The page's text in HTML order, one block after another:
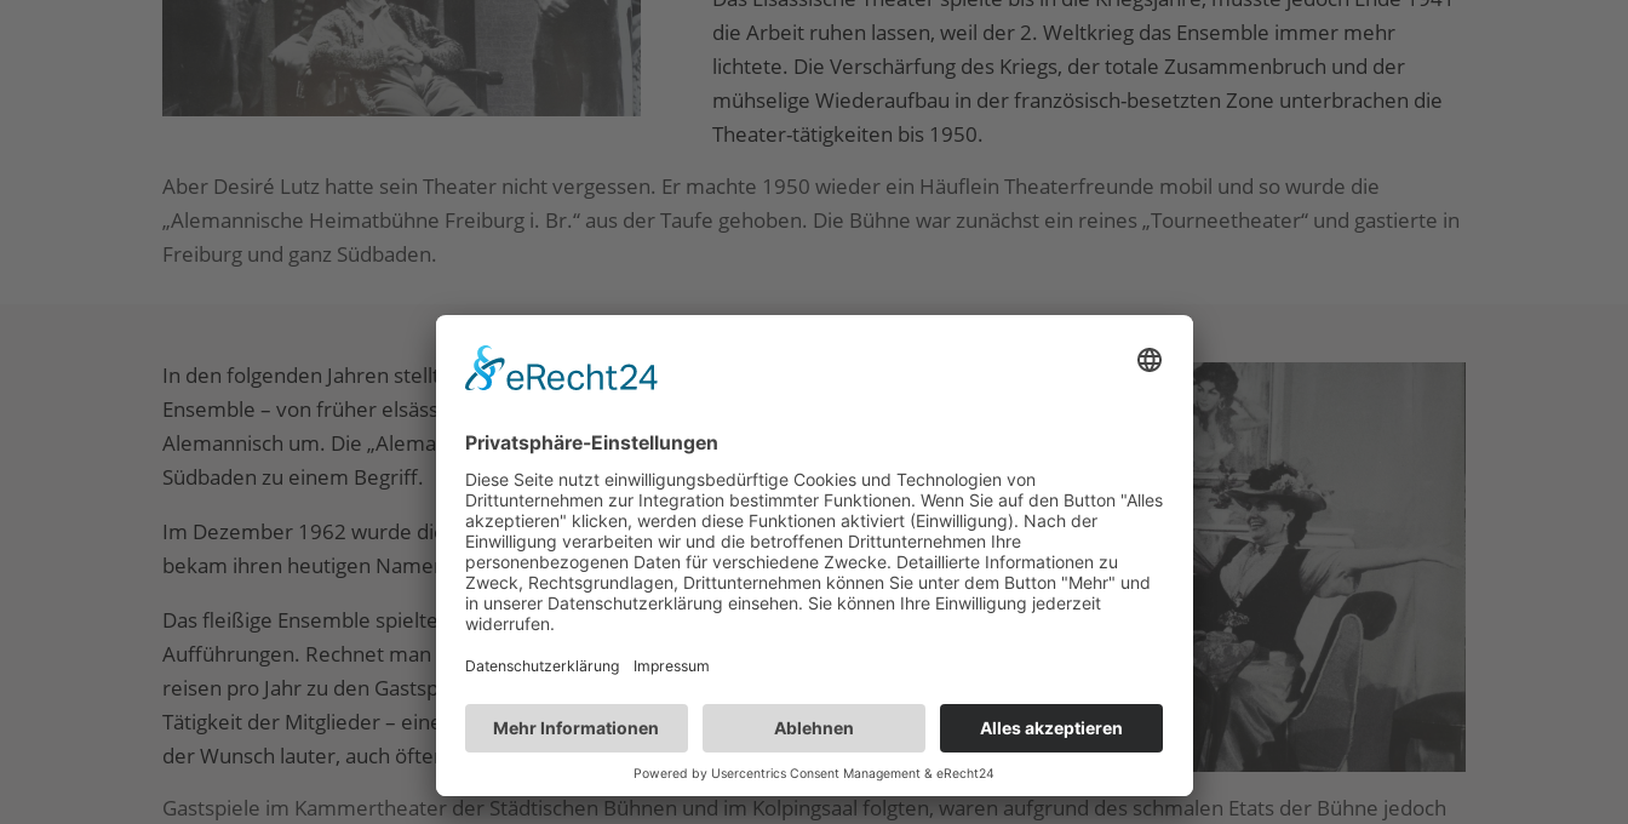
die Arbeit ruhen lassen, weil der 2. Weltkrieg das Ensemble immer mehr
lichtete. Die Verschärfung des Kriegs, der totale Zusammenbruch und der
mühselige Wiederaufbau in der französisch-besetzten Zone unterbrachen die
Theater-tätigkeiten bis 1950.
Aber Desiré Lutz hatte sein Theater nicht vergessen. Er machte 1950 wieder ein Häuflein Theaterfreunde mobil und so wurde die
„Alemannische Heimatbühne Freiburg i. Br.“ aus der Taufe gehoben. Die Bühne war zunächst ein reines „Tourneetheater“ und gastierte in
Freiburg und ganz Südbaden.
In den folgenden Jahren stellte die Bühne – im Zuge der Erneuerung des
Ensemble – von früher elsässisch gesprochener Mundart auf ein oberbadisches
Alemannisch um. Die „Alemannische Heimetbühni“ wurde nun rasch überall in
Südbaden zu einem Begriff.
Im Dezember 1962 wurde die Bühne in das Vereinsregister eingetragen und
bekam ihren heutigen Namen „Alemannische Bühne Freiburg i. Br.“.
Das fleißige Ensemble spielte in den Jahren 1966 bis 1973 im Jahresschnitt 70
Aufführungen. Rechnet man 30 bis 40 Proben dazu und die ca. 5000 km Auto-
reisen pro Jahr zu den Gastspielen, wird klar, dass – für eine nebenberufliche
Tätigkeit der Mitglieder – eine gewisse Leistungsgrenze erreicht war. So wurde
der Wunsch lauter, auch öfters in Freiburg selbst zu spielen.
Gastspiele im Kammertheater der Städtischen Bühnen und im Kolpingsaal folgten, waren aufgrund des schmalen Etats der Bühne jedoch